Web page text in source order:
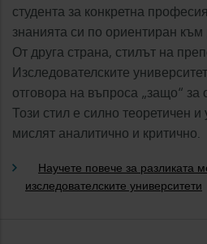
студента за конкретна
знанията си по ориентиран
От друга страна, стилът на
Изследователските
отговора на въпроса „защо“ за
Този стил е силно теоретичен и
мислят аналитично и критично.
Научете повече за разликата
изследователските университети